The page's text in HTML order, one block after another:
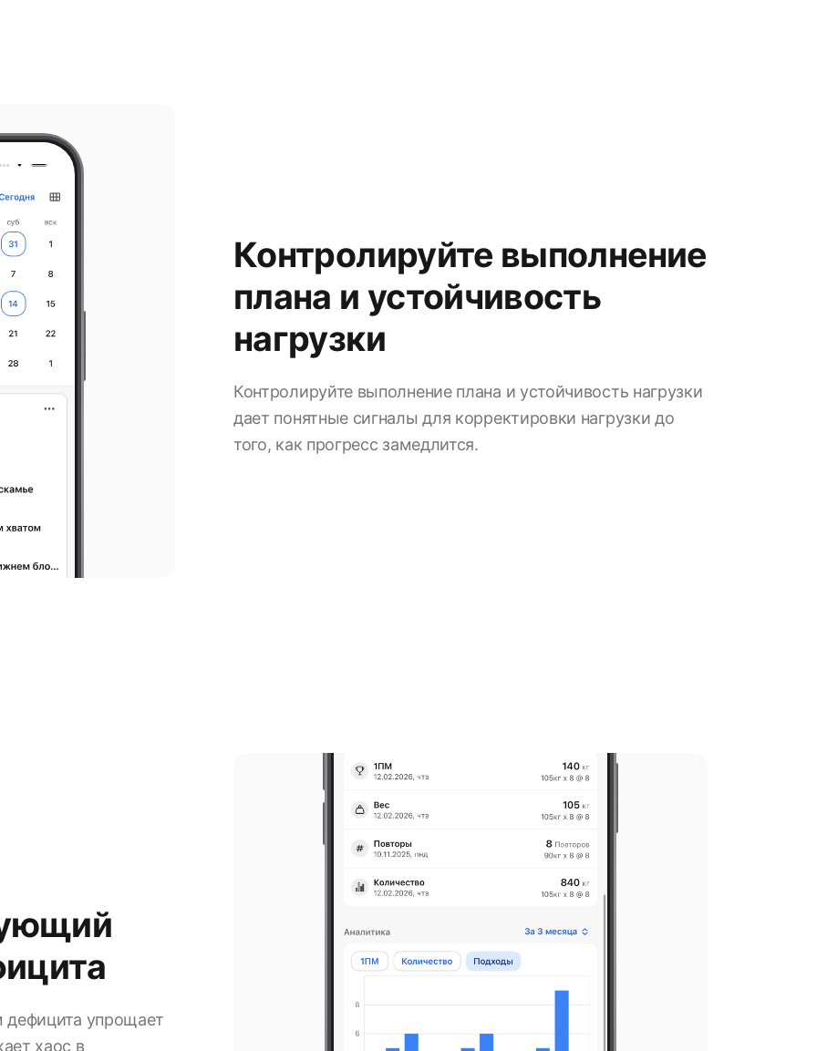
Контролируйте выполнение
плана и устойчивость
нагрузки
Контролируйте выполнение плана и устойчивость нагрузки
дает понятные сигналы для корректировки нагрузки до
того, как прогресс замедлится.
дефицита упрощает
хаос в